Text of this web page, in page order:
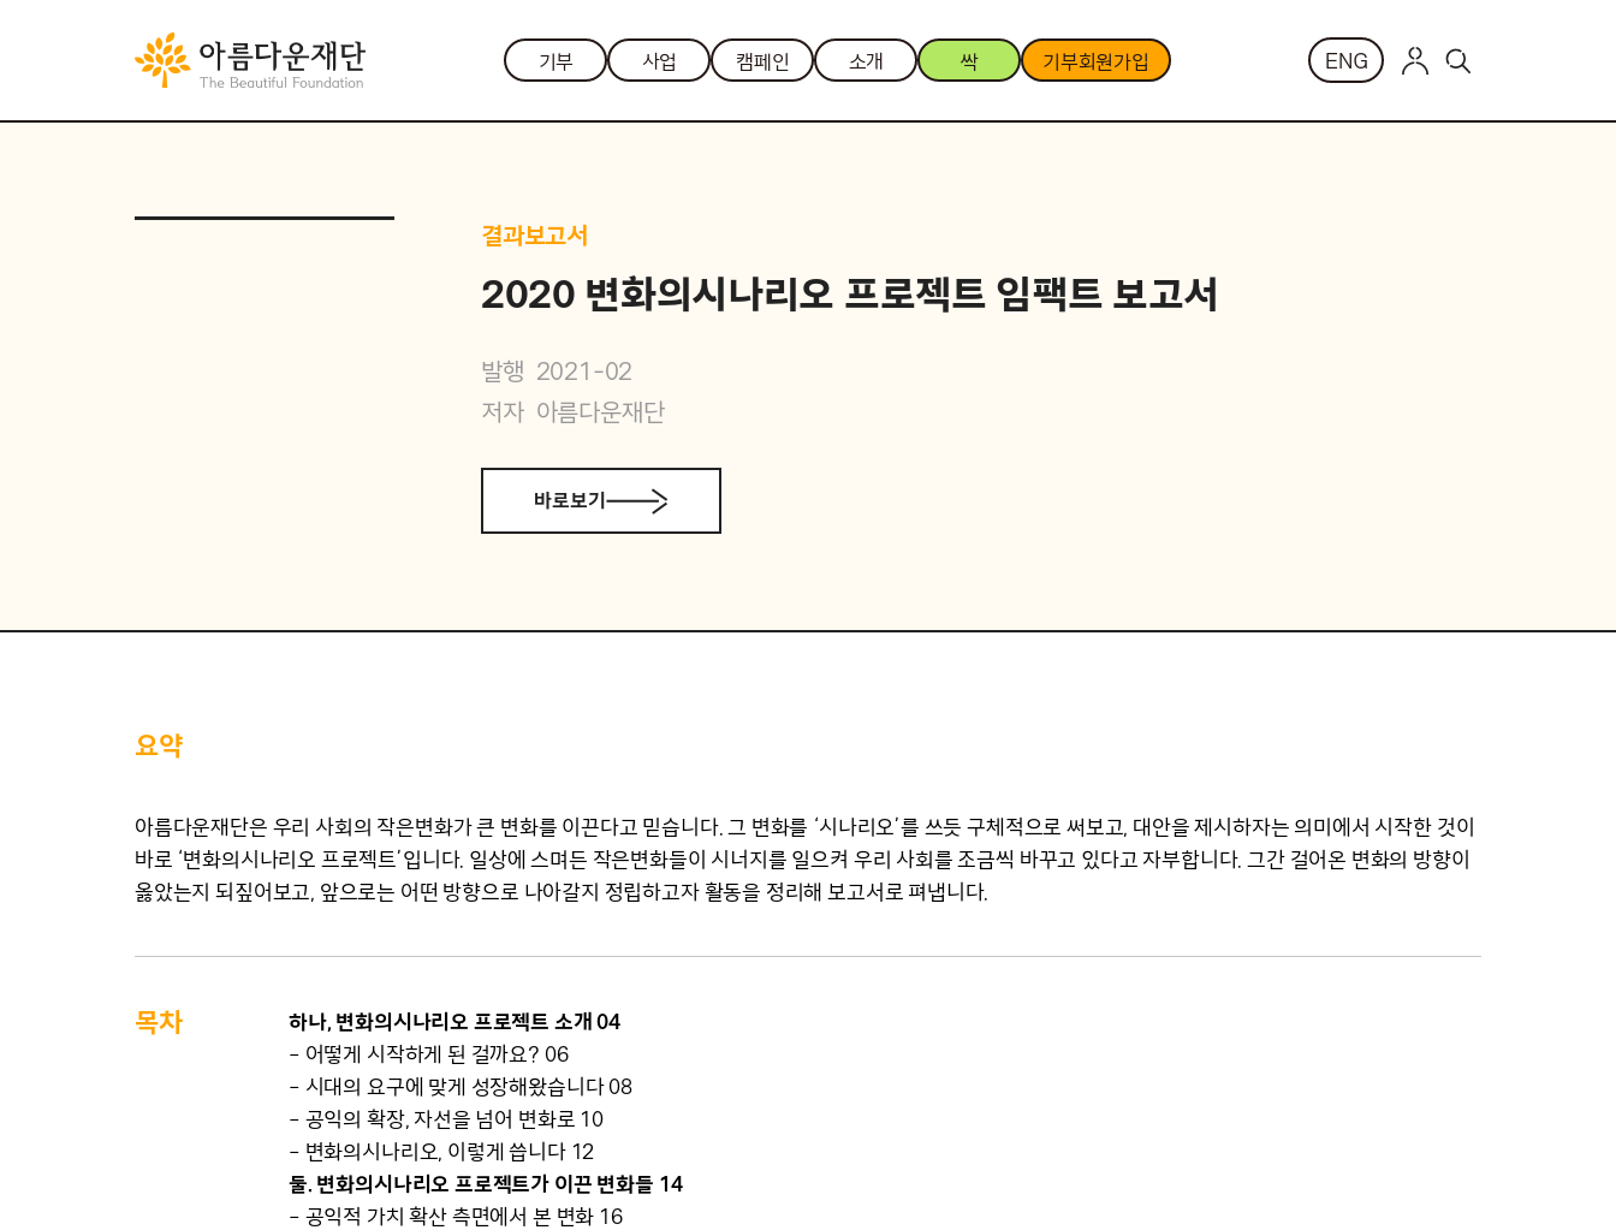
기부 사업 캠페인 소개 싹 기부회원가입 ENG
결과보고서
2020 변화의시나리오 프로젝트 임팩트 보고서
발행 2021-02
저자 아름다운재단
바로보기
요약
아름다운재단은 우리 사회의 작은변화가 큰 변화를 이끈다고 믿습니다. 그 변화를 ‘시나리오’를 쓰듯 구체적으로 써보고, 대안을 제시하자는 의미에서 시작한 것이
바로 ‘변화의시나리오 프로젝트’입니다. 일상에 스며든 작은변화들이 시너지를 일으켜 우리 사회를 조금씩 바꾸고 있다고 자부합니다. 그간 걸어온 변화의 방향이
옳았는지 되짚어보고, 앞으로는 어떤 방향으로 나아갈지 정립하고자 활동을 정리해 보고서로 펴냅니다.
목차
하나, 변화의시나리오 프로젝트 소개 04
– 어떻게 시작하게 된 걸까요? 06
– 시대의 요구에 맞게 성장해왔습니다 08
– 공익의 확장, 자선을 넘어 변화로 10
– 변화의시나리오, 이렇게 씁니다 12
둘. 변화의시나리오 프로젝트가 이끈 변화들 14
– 공익적 가치 확산 측면에서 본 변화 16